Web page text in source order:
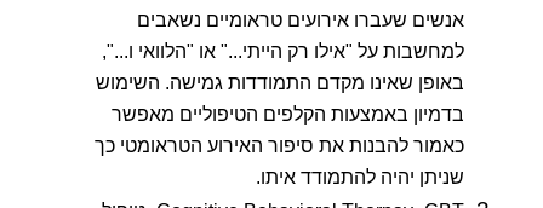
אנשים שעברו אירועים טראומיים נשאבים
למחשבות על "אילו רק הייתי..." או "הלוואי ו...",
באופן שאינו מקדם התמודדות גמישה. השימוש
בדמיון באמצעות הקלפים הטיפוליים מאפשר
כאמור להבנות את סיפור האירוע הטראומטי כך
שניתן יהיה להתמודד איתו.